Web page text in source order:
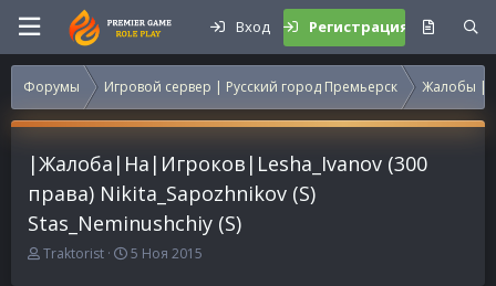
Вход Регистрация
Форумы Игровой сервер | Русский город Премьерск Жалобы |
|Жалоба|На|Игроков|Lesha_Ivanov (300
права) Nikita_Sapozhnikov (S)
Stas_Neminushchiy (S)
А
Traktorist
Д
5 Ноя 2015